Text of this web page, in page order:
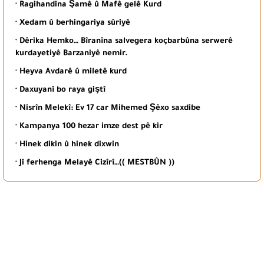
· Ragihandina Şamê û Mafê gelê Kurd
· Xedam û berhingariya sûriyê
· Dêrika Hemko… Bîranîna salvegera koçbarbûna serwerê
kurdayetiyê Barzaniyê nemir.
· Heyva Avdarê û miletê kurd
· Daxuyanî bo raya giştî
· Nisrîn Melekî: Ev 17 car Mihemed Şêxo saxdibe
· Kampanya 100 hezar imze dest pê kir
· Hinek dikin û hinek dixwin
· Ji ferhenga Melayê Cizîrî…(( MESTBÛN ))